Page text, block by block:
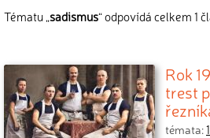
Tématu „sadismus“ odpovídá celkem 1
Rok
trest
témata: